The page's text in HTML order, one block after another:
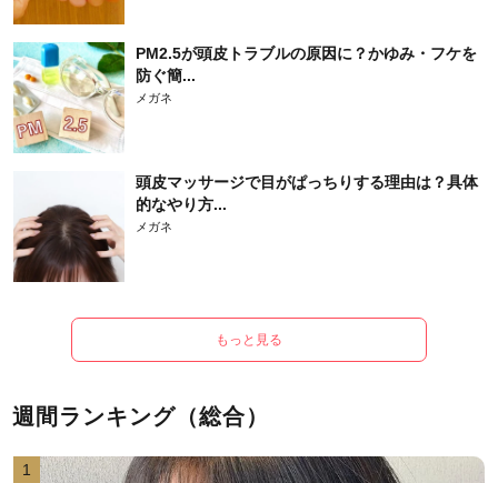
PM2.5が頭皮トラブルの原因に？かゆみ・フケを
防ぐ簡...
メガネ
頭皮マッサージで目がぱっちりする理由は？具体
的なやり方...
メガネ
もっと見る
週間ランキング（総合）
1